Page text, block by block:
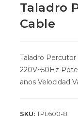
Taladro
Cable
Taladro
220V~50Hz
anos Velocidad
SKU:TPL600-8